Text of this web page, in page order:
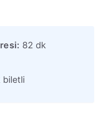
82 dk
biletli